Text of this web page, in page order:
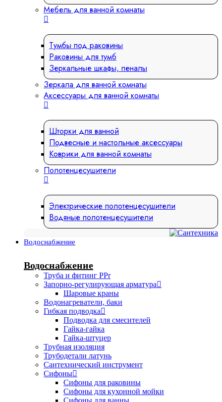
Мебель для ванной комнаты
Тумбы под раковины
Раковины для тумб
Зеркальные шкафы, пеналы
Зеркала для ванной комнаты
Аксессуары для ванной комнаты
Шторки для ванной
Подвесные и настольные аксессуары
Коврики для ванной комнаты
Полотенцесушители
Электрические полотенцесушители
Водяные полотенцесушители
Водоснабжение
Водоснабжение
Труба и фитинг PPr
Запорно-регулирующая арматура
Шаровые краны
Водонагреватели, баки
Гибкая подводка
Подводка для смесителей
Гайка-гайка
Гайка-штуцер
Трубная изоляция
Трубодетали латунь
Сантехнический инструмент
Сифоны
Сифоны для раковины
Сифоны для кухонной мойки
Сифоны для ванны